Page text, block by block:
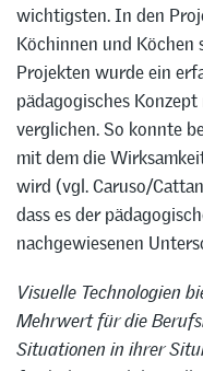
wichtigsten. In den
Köchinnen und Köchen
Projekten wurde ein
pädagogisches
verglichen. So konnte
mit dem die
wird (vgl. Caruso/
dass es der
nachgewiesenen
Visuelle Technologien
Mehrwert für die
Situationen in ihrer